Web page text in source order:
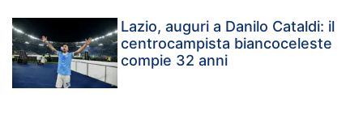
Lazio, auguri a Danilo Cataldi: il
centrocampista biancoceleste
compie 32 anni